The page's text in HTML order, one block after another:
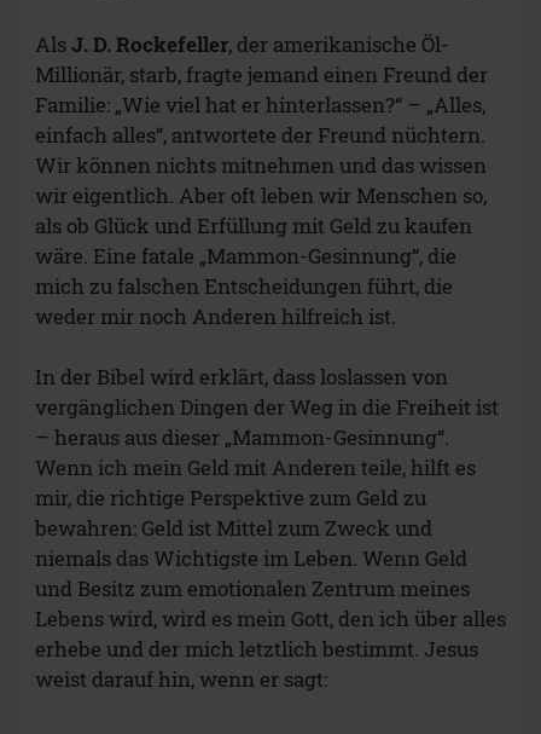
AlsJ. D. Rockefeller, der amerikanische Öl-
Millionär, starb, fragte jemand einen Freund der
Familie: „Wie viel hat er hinterlassen?“ – „Alles,
einfach alles“, antwortete der Freund nüchtern.
Wir können nichts mitnehmen und das wissen
wir eigentlich. Aber oft leben wir Menschen so,
als ob Glück und Erfüllung mit Geld zu kaufen
wäre. Eine fatale „Mammon-Gesinnung“, die
mich zu falschen Entscheidungen führt, die
weder mir noch Anderen hilfreich ist.
In der Bibel wird erklärt, dass loslassen von
vergänglichen Dingen der Weg in die Freiheit ist
– heraus aus dieser „Mammon-Gesinnung“.
Wenn ich mein Geld mit Anderen teile, hilft es
mir, die richtige Perspektive zum Geld zu
bewahren: Geld ist Mittel zum Zweck und
niemals das Wichtigste im Leben. Wenn Geld
und Besitz zum emotionalen Zentrum meines
Lebens wird, wird es mein Gott, den ich über alles
erhebe und der mich letztlich bestimmt. Jesus
weist darauf hin, wenn er sagt: